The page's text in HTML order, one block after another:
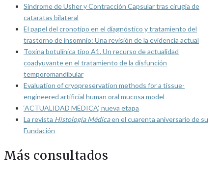
Síndrome de Usher y Contracción Capsular tras cirugía de
cataratas bilateral
El papel del cronotipo en el diagnóstico y tratamiento del
trastorno de insomnio: Una revisión de la evidencia actual
Toxina botulínica tipo A1. Un recurso de actualidad
coadyuvante en el tratamiento de la disfunción
temporomandibular
Evaluation of cryopreservation methods for a tissue-
engineered artificial human oral mucosa model
‘ACTUALIDAD MÉDICA’, nueva etapa
La revista Histología Médicaen el cuarenta aniversario de su
Fundación
Más consultados